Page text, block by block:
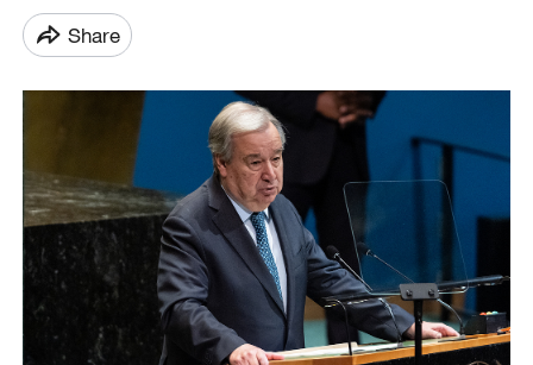
Share